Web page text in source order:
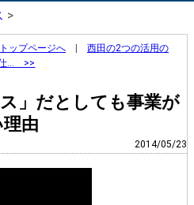
>
トップページへ| 西田の2つの活用の
… >>
」だとしても事業が
由
2014/05/23